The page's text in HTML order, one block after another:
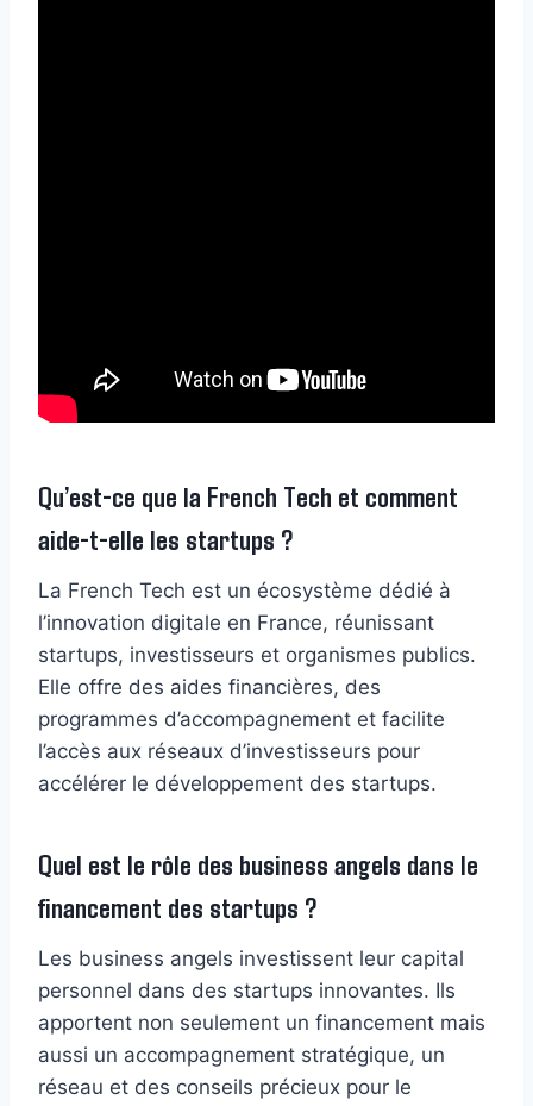
Qu’est-ce que la French Tech et comment
aide-t-elle les startups ?
La French Tech est un écosystème dédié à
l’innovation digitale en France, réunissant
startups, investisseurs et organismes publics.
Elle offre des aides financières, des
programmes d’accompagnement et facilite
l’accès aux réseaux d’investisseurs pour
accélérer le développement des startups.
Quel est le rôle des business angels dans le
financement des startups ?
Les business angels investissent leur capital
personnel dans des startups innovantes. Ils
apportent non seulement un financement mais
aussi un accompagnement stratégique, un
réseau et des conseils précieux pour le